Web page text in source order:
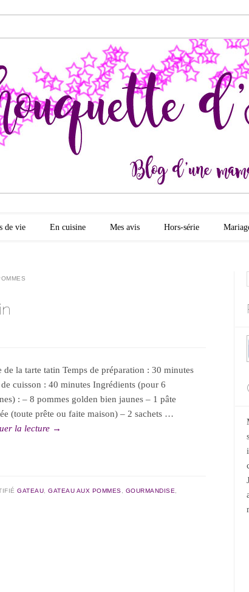
de vie En cuisine Mes avis Hors-série
de la tarte tatin Temps de préparation : 30 minutes
de cuisson : 40 minutes Ingrédients (pour 6
: – 8 pommes golden bien jaunes – 1 pâte
(toute prête ou faite maison) – 2 sachets …
la lecture →
GATEAU GATEAU AUX POMMES GOURMANDISE